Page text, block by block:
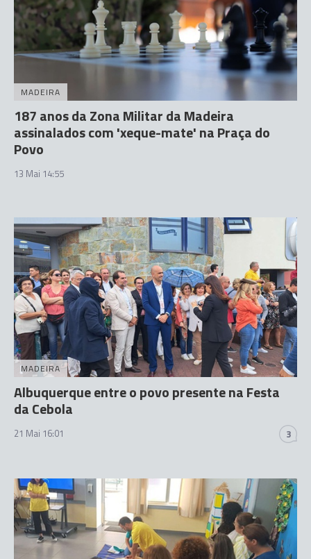
MADEIRA
187 anos da Zona Militar da Madeira
assinalados com 'xeque-mate' na Praça do
Povo
13 Mai 14:55
MADEIRA
Albuquerque entre o povo presente na Festa
da Cebola
21 Mai 16:01 3